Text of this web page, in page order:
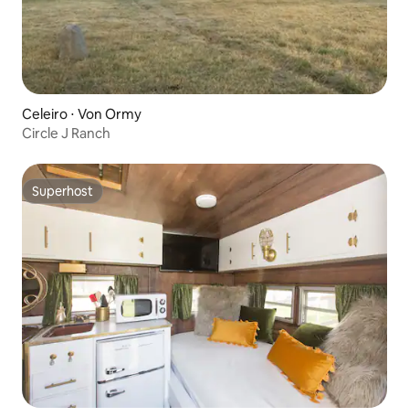
Celeiro ⋅ Von Ormy
Circle J Ranch
Superhost
Superhost